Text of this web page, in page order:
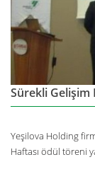
Sürekli Gelişim
Yeşilova Holding
Haftası ödül töreni